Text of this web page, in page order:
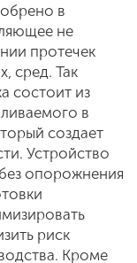
в
не
протечек
сред. Так
состоит из
в
создает
Устройство
опорожнения
риск
Кроме